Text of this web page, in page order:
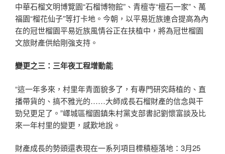
中華石榴文明博覽園“石榴博物館”、青檀寺“檀石一家”、萬
福園“榴花仙子”等打卡地。今朝，以平易近族連合提高為內
在的冠世榴園平易近族風情谷正在扶植中，將為冠世榴園
文旅財產供給剛強支持。
變更之三：三年夜工程增動能
“這一年多來，村里年青面貌多了，有專門研究蒔植的、直
播帶貨的、搞不雅光的……大師成長石榴財產的信念與干
勁兒更足了。”嶧城區榴園鎮朱村黨支部書記劉懷富談及比
來一年村里的變更，感歎地說。
財產成長的勢頭還表現在一系列項目標積極落地：3月25